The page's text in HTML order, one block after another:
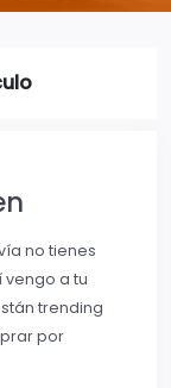
no tienes
vengo a tu
trending
por